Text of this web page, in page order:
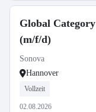
Global
(m/f/d)
Sonova
Hannover
Vollzeit
02.08.2026